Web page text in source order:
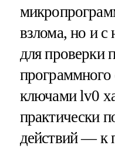
взлома, но и с
для проверки
программного
ключами lv0
практически
действий — к